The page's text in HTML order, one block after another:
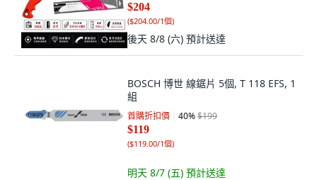
$204
($204.00/1個)
後天 8/8 (六) 預計送達
BOSCH 博世 線鋸片 5個, T 118 EFS, 1
組
首購折扣價 40%$199
$119
($119.00/1個)
明天 8/7 (五) 預計送達